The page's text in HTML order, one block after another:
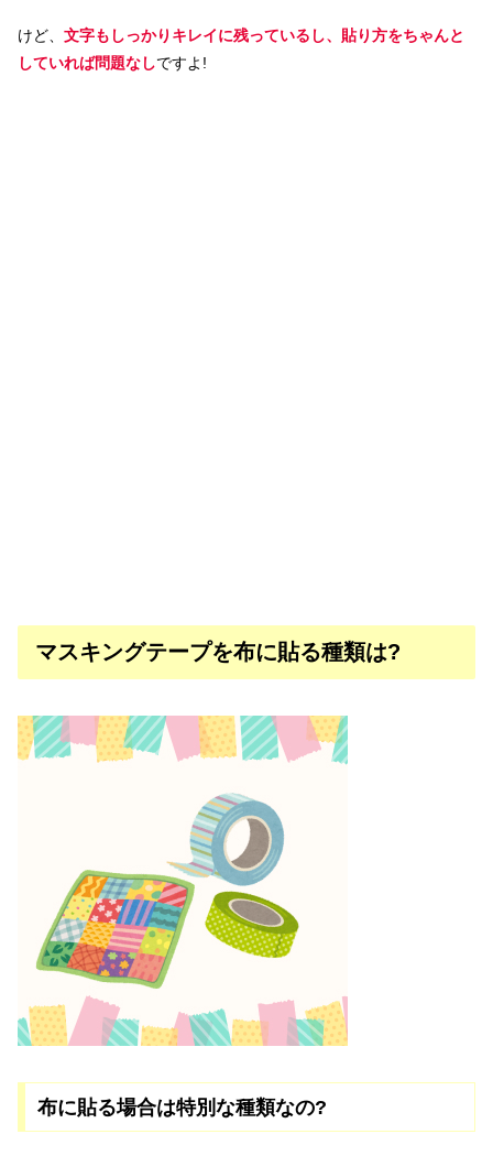
けど、 文字もしっかりキレイに残っているし、貼り方をちゃんと
していれば問題なしですよ!
マスキングテープを布に貼る種類は?
布に貼る場合は特別な種類なの?